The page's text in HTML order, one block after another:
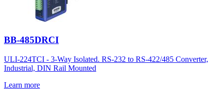
BB-485DRCI
ULI-224TCI - 3-Way Isolated. RS-232 to RS-422/485 Converter,
Industrial, DIN Rail Mounted
Learn more